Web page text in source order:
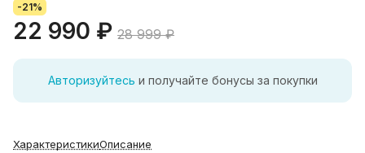
-21%
22 990 ₽ 28 999 ₽
Авторизуйтесь и получайте бонусы за покупки
ХарактеристикиОписание